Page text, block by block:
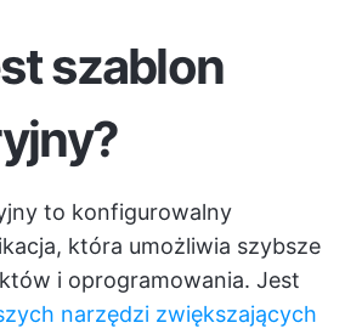
szablon
to konfigurowalny
która umożliwia szybsze
i oprogramowania. Jest
narzędzi zwiększających